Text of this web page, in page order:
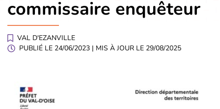
commissaire enquêteur
VAL D'EZANVILLE
PUBLIÉ LE 24/06/2023 | MIS À JOUR LE 29/08/2025